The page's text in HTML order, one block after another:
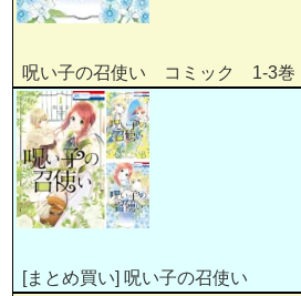
呪い子の召使い コミック 1-3巻
[まとめ買い] 呪い子の召使い